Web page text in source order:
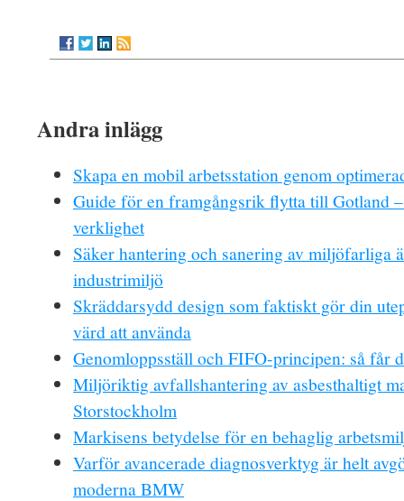
Andra inlägg
Skapa en mobil arbetsstation genom
Guide för en framgångsrik flytta till Gotland
verklighet
Säker hantering och sanering av miljöfarliga
industrimiljö
Skräddarsydd design som faktiskt gör din
värd att använda
Genomloppsställ och FIFO-principen: så får
Miljöriktig avfallshantering av asbesthaltigt
Storstockholm
Markisens betydelse för en behaglig
Varför avancerade diagnosverktyg är helt
moderna BMW